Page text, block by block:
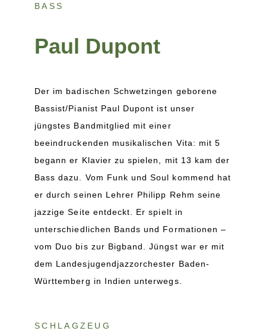
BASS
Paul Dupont
Der im badischen Schwetzingen geborene
Bassist/Pianist Paul Dupont ist unser
jüngstes Bandmitglied mit einer
beeindruckenden musikalischen Vita: mit 5
begann er Klavier zu spielen, mit 13 kam der
Bass dazu. Vom Funk und Soul kommend hat
er durch seinen Lehrer Philipp Rehm seine
jazzige Seite entdeckt. Er spielt in
unterschiedlichen Bands und Formationen –
vom Duo bis zur Bigband. Jüngst war er mit
dem Landesjugendjazzorchester Baden-
Württemberg in Indien unterwegs.
SCHLAGZEUG